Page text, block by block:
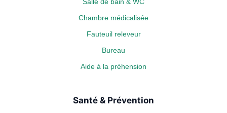
Salle de bain & WC
Chambre médicalisée
Fauteuil releveur
Bureau
Aide à la préhension
Santé & Prévention